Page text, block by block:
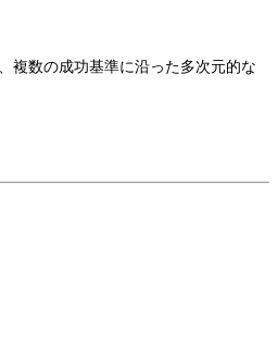
複数の成功基準に沿った多次元的な